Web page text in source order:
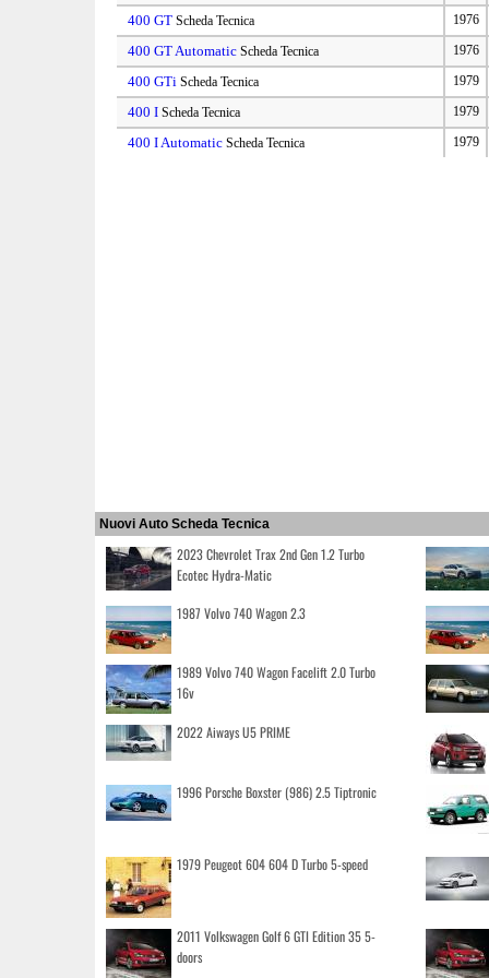
400 GT Scheda Tecnica 1976
400 GT Automatic Scheda Tecnica 1976
400 GTi Scheda Tecnica 1979
400 I Scheda Tecnica 1979
400 I Automatic Scheda Tecnica 1979
Nuovi Auto Scheda Tecnica
2023 Chevrolet Trax 2nd Gen 1.2 Turbo
Ecotec Hydra-Matic
1987 Volvo 740 Wagon 2.3
1989 Volvo 740 Wagon Facelift 2.0 Turbo
16v
2022 Aiways U5 PRIME
1996 Porsche Boxster (986) 2.5 Tiptronic
1979 Peugeot 604 604 D Turbo 5-speed
2011 Volkswagen Golf 6 GTI Edition 35 5-
doors